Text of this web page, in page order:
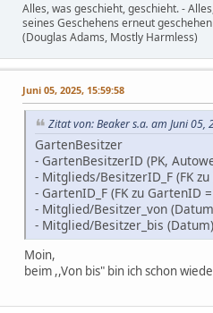
Alles, was geschieht, geschieht. -
seines Geschehens erneut
(Douglas Adams, Mostly Harmless)
Juni 05, 2025, 15:59:58
Zitat von: Beaker s.a. am Juni 05,
GartenBesitzer
- GartenBesitzerID (PK,
- Mitglieds/BesitzerID_F (FK
- GartenID_F (FK zu GartenID
- Mitglied/Besitzer_von
- Mitglied/Besitzer_bis (Datum)
Moin,
beim ,,Von bis" bin ich schon